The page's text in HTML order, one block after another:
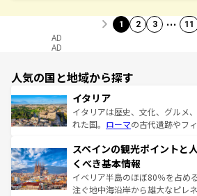
1 2 3 … 11
AD
AD
人気の国と地域から探す
イタリア
イタリアは歴史、文化、グルメ
れた国。 ローマの古代遺跡やフ
ろん、トスカーナの美しい田園
景など、自然景観も見逃せない
ピザやパスタなど、絶品のイタ
できる。朝目覚めてから夜眠る
スペインの観光ポイントと
くべき基本情報
イベリア半島のほぼ80％を占め
注ぐ地中海沿岸から雄大なピレ